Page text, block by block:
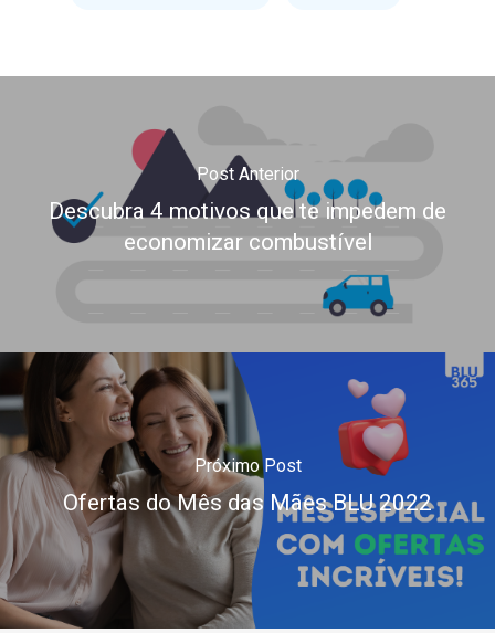
Post Anterior
Descubra 4 motivos que te impedem de
economizar combustível
Próximo Post
Ofertas do Mês das Mães BLU 2022